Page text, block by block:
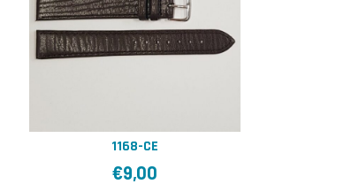
1168-CE
€9,00